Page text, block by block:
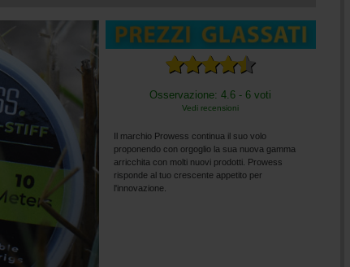
Osservazione: 4.6 - 6 voti
Vedi recensioni
Il marchio Prowess continua il suo volo
proponendo con orgoglio la sua nuova gamma
arricchita con molti nuovi prodotti. Prowess
risponde al tuo crescente appetito per
l'innovazione.